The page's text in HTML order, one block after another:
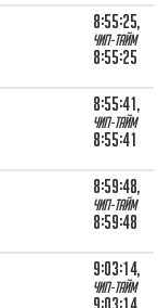
8:55:25,
Чип-тайм
8:55:25
8:55:41,
Чип-тайм
8:55:41
8:59:48,
Чип-тайм
8:59:48
9:03:14,
Чип-тайм